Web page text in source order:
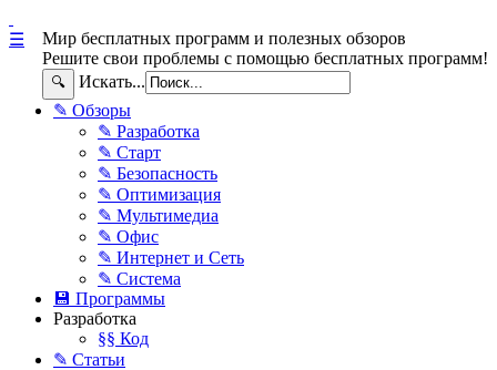
Мир бесплатных программ и полезных обзоров
Решите свои проблемы с помощью бесплатных программ!
🔍 Искать...
☰
✎ Обзоры
✎ Разработка
✎ Старт
✎ Безопасность
✎ Оптимизация
✎ Мультимедиа
✎ Офис
✎ Интернет и Сеть
✎ Система
💾 Программы
Разработка
§§ Код
✎ Статьи